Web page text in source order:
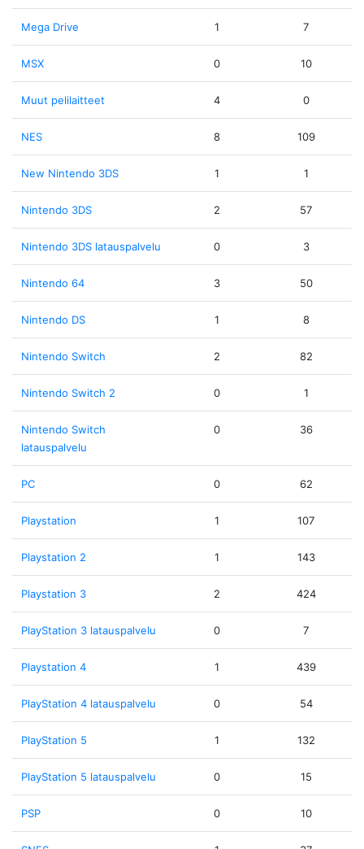
Mega Drive 1 7
MSX 0 10
Muut pelilaitteet 4 0
NES 8 109
New Nintendo 3DS 1 1
Nintendo 3DS 2 57
Nintendo 3DS latauspalvelu 0 3
Nintendo 64 3 50
Nintendo DS 1 8
Nintendo Switch 2 82
Nintendo Switch 2 0 1
Nintendo Switch
latauspalvelu
0 36
PC 0 62
Playstation 1 107
Playstation 2 1 143
Playstation 3 2 424
PlayStation 3 latauspalvelu 0 7
Playstation 4 1 439
PlayStation 4 latauspalvelu 0 54
PlayStation 5 1 132
PlayStation 5 latauspalvelu 0 15
PSP 0 10